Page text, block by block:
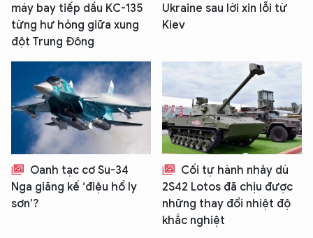
máy bay tiếp dầu KC-135
từng hư hỏng giữa xung
đột Trung Đông
Ukraine sau lời xin lỗi từ
Kiev
Oanh tạc cơ Su-34
Nga giăng kế ‘điệu hổ ly
sơn’?
Cối tự hành nhảy dù
2S42 Lotos đã chịu được
những thay đổi nhiệt độ
khắc nghiệt